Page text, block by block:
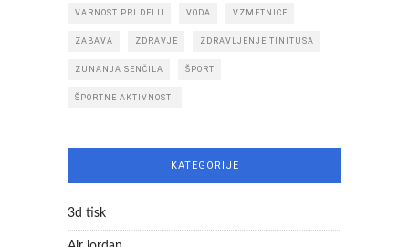
VARNOST PRI DELU VODA VZMETNICE
ZABAVA ZDRAVJE ZDRAVLJENJE TINITUSA
ZUNANJA SENČILA ŠPORT
ŠPORTNE AKTIVNOSTI
KATEGORIJE
3d tisk